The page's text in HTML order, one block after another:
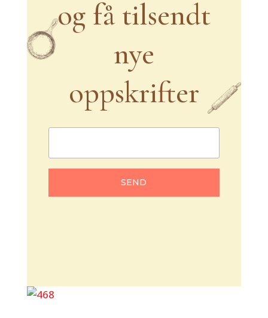
og få tilsendt
nye
oppskrifter
SEND